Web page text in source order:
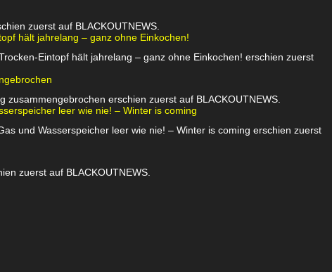
zuerst auf BLACKOUTNEWS.
hält jahrelang – ganz ohne Einkochen!
Eintopf hält jahrelang – ganz ohne Einkochen! erschien zuerst
zusammengebrochen erschien zuerst auf BLACKOUTNEWS.
leer wie nie! – Winter is coming
und Wasserspeicher leer wie nie! – Winter is coming erschien zuerst
zuerst auf BLACKOUTNEWS.